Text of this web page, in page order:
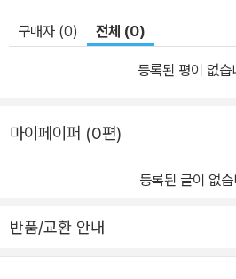
구매자 (0) 전체 (0)
등록된 평이 없습
마이페이퍼 (0편)
등록된 글이 없
반품/교환 안내